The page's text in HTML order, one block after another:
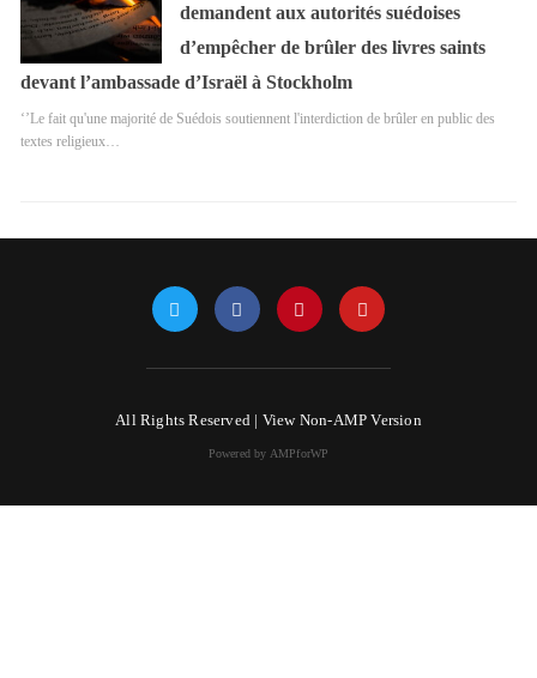
demandent aux autorités suédoises
d’empêcher de brûler des livres saints
devant l’ambassade d’Israël à Stockholm
‘’Le fait qu'une majorité de Suédois soutiennent l'interdiction de brûler en public des
textes religieux…
All Rights Reserved | View Non-AMP Version
Powered by AMPforWP